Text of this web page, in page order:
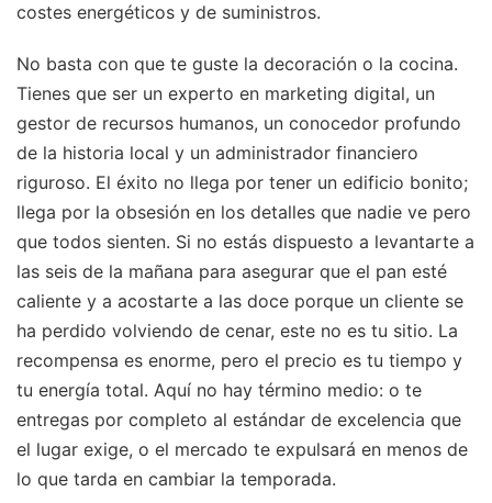
costes energéticos y de suministros.
No basta con que te guste la decoración o la cocina.
Tienes que ser un experto en marketing digital, un
gestor de recursos humanos, un conocedor profundo
de la historia local y un administrador financiero
riguroso. El éxito no llega por tener un edificio bonito;
llega por la obsesión en los detalles que nadie ve pero
que todos sienten. Si no estás dispuesto a levantarte a
las seis de la mañana para asegurar que el pan esté
caliente y a acostarte a las doce porque un cliente se
ha perdido volviendo de cenar, este no es tu sitio. La
recompensa es enorme, pero el precio es tu tiempo y
tu energía total. Aquí no hay término medio: o te
entregas por completo al estándar de excelencia que
el lugar exige, o el mercado te expulsará en menos de
lo que tarda en cambiar la temporada.